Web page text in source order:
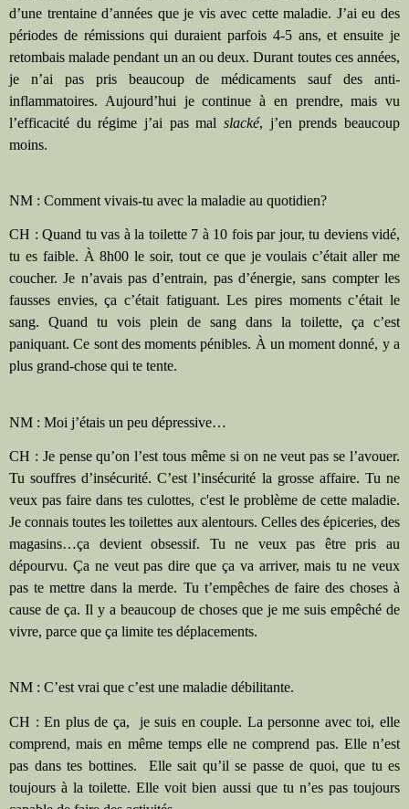
d’une trentaine d’années que je vis avec cette maladie. J’ai eu des
périodes de rémissions qui duraient parfois 4-5 ans, et ensuite je
retombais malade pendant un an ou deux. Durant toutes ces années,
je n’ai pas pris beaucoup de médicaments sauf des anti-
inflammatoires. Aujourd’hui je continue à en prendre, mais vu
l’efficacité du régime j’ai pas mal slacké, j’en prends beaucoup
moins.
NM : Comment vivais-tu avec la maladie au quotidien?
CH : Quand tu vas à la toilette 7 à 10 fois par jour, tu deviens vidé,
tu es faible. À 8h00 le soir, tout ce que je voulais c’était aller me
coucher. Je n’avais pas d’entrain, pas d’énergie, sans compter les
fausses envies, ça c’était fatiguant. Les pires moments c’était le
sang. Quand tu vois plein de sang dans la toilette, ça c’est
paniquant. Ce sont des moments pénibles. À un moment donné, y a
plus grand-chose qui te tente.
NM : Moi j’étais un peu dépressive…
CH : Je pense qu’on l’est tous même si on ne veut pas se l’avouer.
Tu souffres d’insécurité. C’est l’insécurité la grosse affaire. Tu ne
veux pas faire dans tes culottes, c'est le problème de cette maladie.
Je connais toutes les toilettes aux alentours. Celles des épiceries, des
magasins…ça devient obsessif. Tu ne veux pas être pris au
dépourvu. Ça ne veut pas dire que ça va arriver, mais tu ne veux
pas te mettre dans la merde. Tu t’empêches de faire des choses à
cause de ça. Il y a beaucoup de choses que je me suis empêché de
vivre, parce que ça limite tes déplacements.
NM : C’est vrai que c’est une maladie débilitante.
CH : En plus de ça,
je suis en couple. La personne avec toi, elle
comprend, mais en même temps elle ne comprend pas. Elle n’est
pas dans tes bottines.
Elle sait qu’il se passe de quoi, que tu es
toujours à la toilette. Elle voit bien aussi que tu n’es pas toujours